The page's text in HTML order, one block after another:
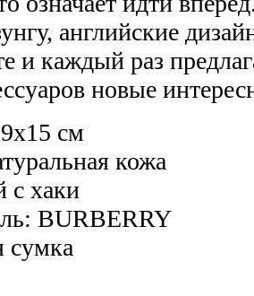
английские
и каждый раз
новые
см
кожа
с хаки
BURBERRY
сумка